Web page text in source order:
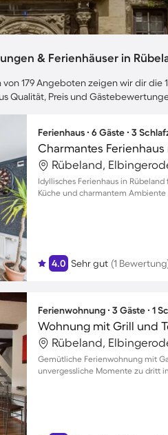
& Ferienhäuser in
von 179 Angeboten zeigen wir dir
Qualität, Preis und
Ferienhaus ∙ 6 Gäste ∙ 3
Charmantes Ferienhaus
Rübeland,
Idyllisches Ferienhaus in
Küche und charmantem Ambiente
4.0 Sehr gut (1
Ferienwohnung ∙ 3 Gäste ∙ 1
Wohnung mit Grill und
Rübeland,
Gemütliche Ferienwohnung mit
unvergessliche Momente zu dritt